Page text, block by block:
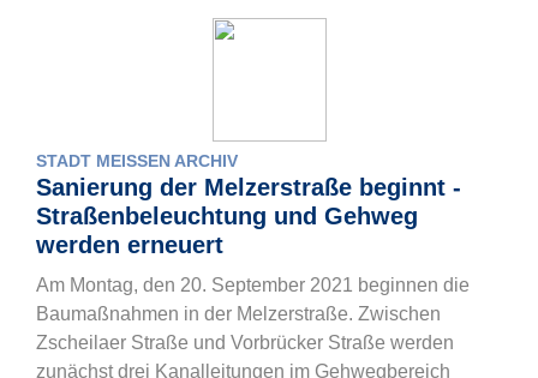
STADT MEISSEN ARCHIV
Sanierung der Melzerstraße beginnt -
Straßenbeleuchtung und Gehweg
werden erneuert
Am Montag, den 20. September 2021 beginnen die
Baumaßnahmen in der Melzerstraße. Zwischen
Zscheilaer Straße und Vorbrücker Straße werden
zunächst drei Kanalleitungen im Gehwegbereich